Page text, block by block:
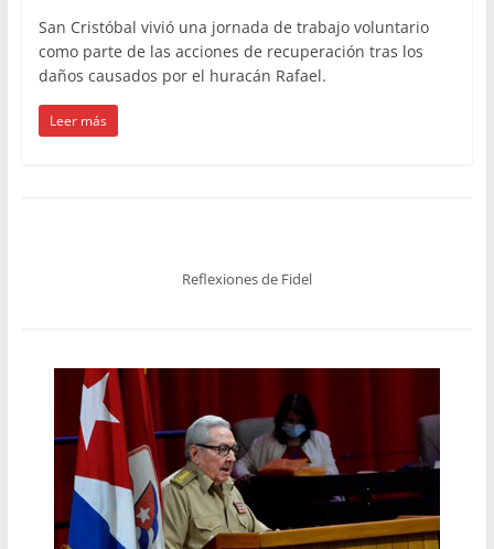
San Cristóbal vivió una jornada de trabajo voluntario
como parte de las acciones de recuperación tras los
daños causados por el huracán Rafael.
Leer más
Reflexiones de Fidel